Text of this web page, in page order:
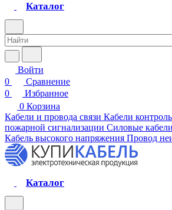
Каталог
Войти
0
Сравнение
0
Избранное
0 Корзина
Кабели и провода связи Кабели
пожарной сигнализации Силовые кабели
Кабель высокого напряжения Провод
Каталог